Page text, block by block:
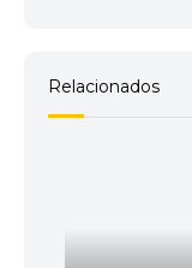
Relacionados